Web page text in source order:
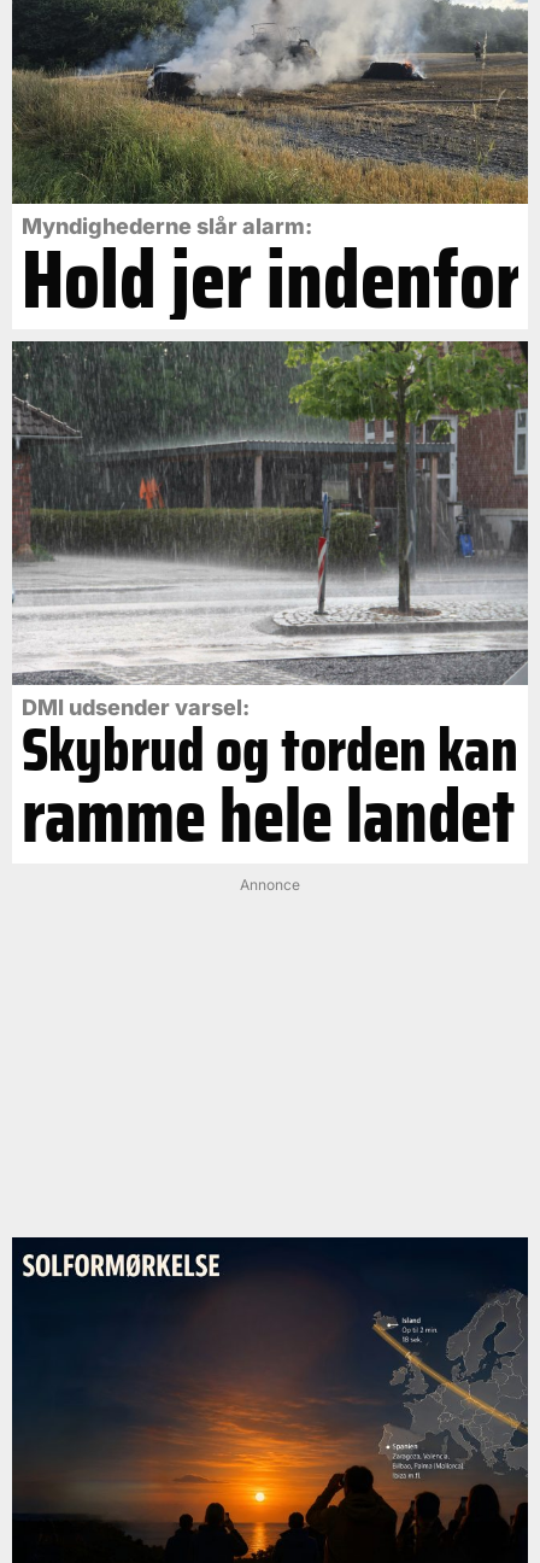
Myndighederne slår alarm:
Hold jer indenfor
DMI udsender varsel:
Skybrud og torden kan
ramme hele landet
Annonce